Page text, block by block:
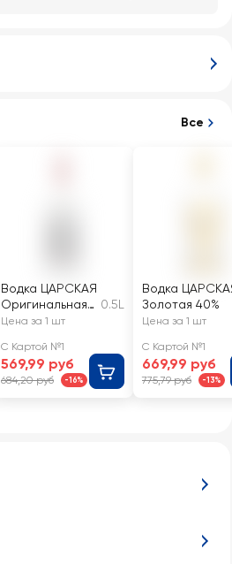
Все
Водка ЦАРСКАЯ
Оригинальная
40%
0.5L
Цена за 1 шт
С Картой №1
569,99 руб
684,20 руб -16%
Водка
Золотая 40%
Цена за 1 шт
С Картой №1
669,99 руб
775,79 руб -13%